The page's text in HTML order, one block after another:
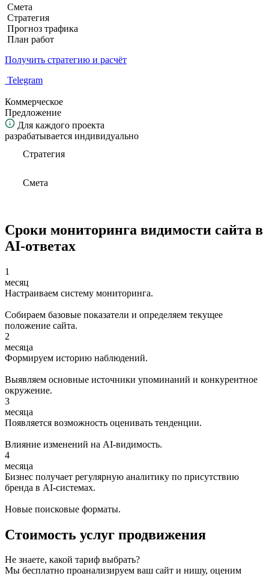
Смета
Стратегия
Прогноз трафика
План работ
Получить стратегию и расчёт
Telegram
Коммерческое
Предложение
Для каждого проекта
разрабатывается индивидуально
Стратегия
Смета
Сроки мониторинга видимости сайта в
AI-ответах
1
месяц
Настраиваем систему мониторинга.
Собираем базовые показатели и определяем текущее
положение сайта.
2
месяца
Формируем историю наблюдений.
Выявляем основные источники упоминаний и конкурентное
окружение.
3
месяца
Появляется возможность оценивать тенденции.
Влияние изменений на AI-видимость.
4
месяца
Бизнес получает регулярную аналитику по присутствию
бренда в AI-системах.
Новые поисковые форматы.
Стоимость услуг продвижения
Не знаете, какой тариф выбрать?
Мы бесплатно проанализируем ваш сайт и нишу, оценим